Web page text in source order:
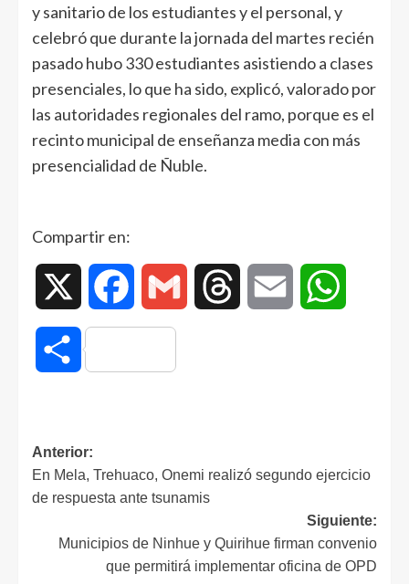
y sanitario de los estudiantes y el personal, y
celebró que durante la jornada del martes recién
pasado hubo 330 estudiantes asistiendo a clases
presenciales, lo que ha sido, explicó, valorado por
las autoridades regionales del ramo, porque es el
recinto municipal de enseñanza media con más
presencialidad de Ñuble.
Compartir en:
Facebook Gmail Threads Email
Compartir
Anterior:
En Mela, Trehuaco, Onemi realizó segundo ejercicio
de respuesta ante tsunamis
Siguiente:
Municipios de Ninhue y Quirihue firman convenio
que permitirá implementar oficina de OPD